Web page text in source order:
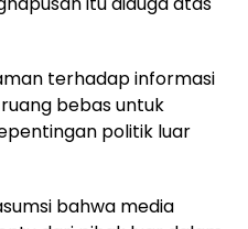
terhadap informasi
bebas untuk
politik luar
bahwa media